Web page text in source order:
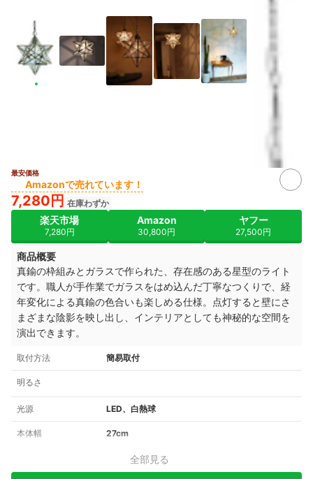
最安価格
Amazonで売れています！
7,280円 在庫わずか
楽天市場
7,280円
Amazon
30,800円
ヤフー
27,500円
商品概要
真鍮の枠組みとガラスで作られた、存在感のある星型のライト
です。職人が手作業でガラスをはめ込んだ丁寧なつくりで、経
年変化による真鍮の色合いも楽しめる仕様。点灯すると壁にさ
まざまな陰影を映し出し、インテリアとしても神秘的な空間を
演出できます。
取付方法 簡易取付
明るさ
光源 LED、白熱球
本体幅 27cm
全部見る